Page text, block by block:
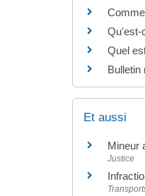
Qu'est-
Quel
Bulletin
Et aussi
Mineur
Justice